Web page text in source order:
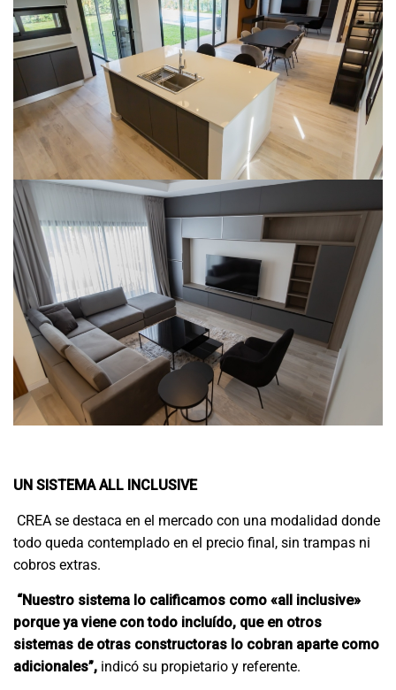
UN SISTEMA ALL INCLUSIVE
CREA se destaca en el mercado con una modalidad donde
todo queda contemplado en el precio final, sin trampas ni
cobros extras.
“Nuestro sistema lo calificamos como «all inclusive»
porque ya viene con todo incluído, que en otros
sistemas de otras constructoras lo cobran aparte como
adicionales”, indicó su propietario y referente.